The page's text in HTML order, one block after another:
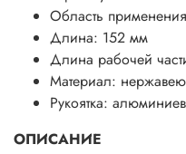
Область
Длина: 152 мм
Длина рабочей
Материал:
Рукоятка:
ОПИСАНИЕ